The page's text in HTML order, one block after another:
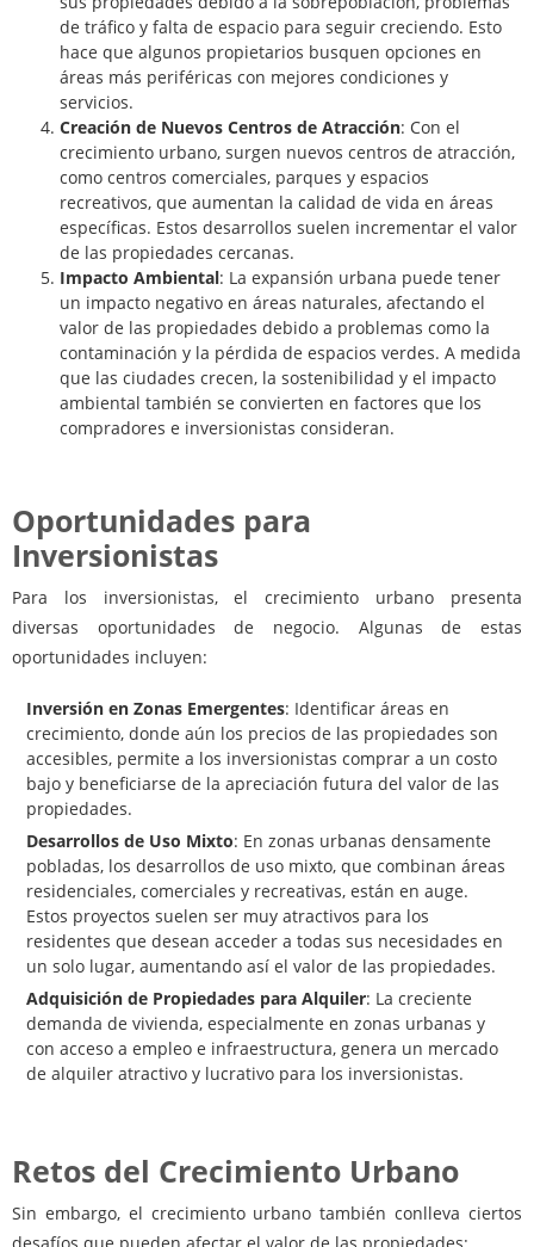
de tráfico y falta de espacio para seguir creciendo. Esto
hace que algunos propietarios busquen opciones en
áreas más periféricas con mejores condiciones y
servicios.
Creación de Nuevos Centros de Atracción: Con el
crecimiento urbano, surgen nuevos centros de atracción,
como centros comerciales, parques y espacios
recreativos, que aumentan la calidad de vida en áreas
específicas. Estos desarrollos suelen incrementar el valor
de las propiedades cercanas.
Impacto Ambiental: La expansión urbana puede tener
un impacto negativo en áreas naturales, afectando el
valor de las propiedades debido a problemas como la
contaminación y la pérdida de espacios verdes. A medida
que las ciudades crecen, la sostenibilidad y el impacto
ambiental también se convierten en factores que los
compradores e inversionistas consideran.
Oportunidades para
Inversionistas
Para los inversionistas, el crecimiento urbano presenta
diversas oportunidades de negocio. Algunas de estas
oportunidades incluyen:
Inversión en Zonas Emergentes: Identificar áreas en
crecimiento, donde aún los precios de las propiedades son
accesibles, permite a los inversionistas comprar a un costo
bajo y beneficiarse de la apreciación futura del valor de las
propiedades.
Desarrollos de Uso Mixto: En zonas urbanas densamente
pobladas, los desarrollos de uso mixto, que combinan áreas
residenciales, comerciales y recreativas, están en auge.
Estos proyectos suelen ser muy atractivos para los
residentes que desean acceder a todas sus necesidades en
un solo lugar, aumentando así el valor de las propiedades.
Adquisición de Propiedades para Alquiler: La creciente
demanda de vivienda, especialmente en zonas urbanas y
con acceso a empleo e infraestructura, genera un mercado
de alquiler atractivo y lucrativo para los inversionistas.
Retos del Crecimiento Urbano
Sin embargo, el crecimiento urbano también conlleva ciertos